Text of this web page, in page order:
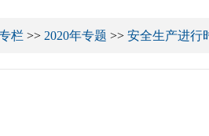
栏 >> 2020年专题 >> 安全生产进行